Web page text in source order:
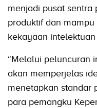
menjadi pusat sentra
produktif dan
kekayaan intelektuan
“Melalui peluncuran
akan memperjelas
menetapkan standar
para pemangku